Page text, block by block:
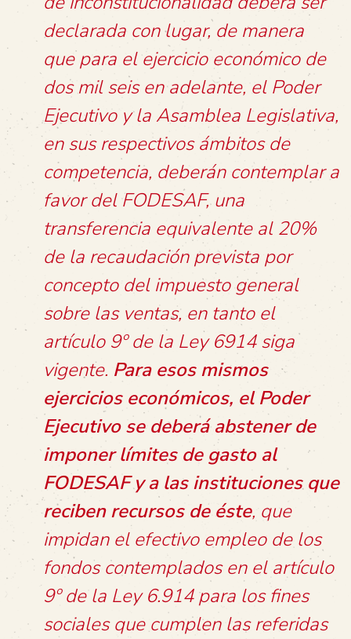
declarada con lugar, de manera
que para el ejercicio económico de
dos mil seis en adelante, el Poder
Ejecutivo y la Asamblea Legislativa,
en sus respectivos ámbitos de
competencia, deberán contemplar a
favor del FODESAF, una
transferencia equivalente al 20%
de la recaudación prevista por
concepto del impuesto general
sobre las ventas, en tanto el
artículo 9º de la Ley 6914 siga
vigente. Para esos mismos
ejercicios económicos, el Poder
Ejecutivo se deberá abstener de
imponer límites de gasto al
FODESAF y a las instituciones que
reciben recursos de éste, que
impidan el efectivo empleo de los
fondos contemplados en el artículo
9º de la Ley 6.914 para los fines
sociales que cumplen las referidas